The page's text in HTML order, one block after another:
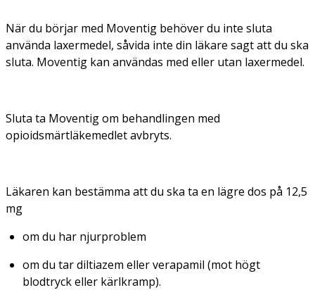
När du börjar med Moventig behöver du inte sluta
använda laxermedel, såvida inte din läkare sagt att du ska
sluta. Moventig kan användas med eller utan laxermedel.
Sluta ta Moventig om behandlingen med
opioidsmärtläkemedlet avbryts.
Läkaren kan bestämma att du ska ta en lägre dos på 12,5
mg
om du har njurproblem
om du tar diltiazem eller verapamil (mot högt
blodtryck eller kärlkramp).